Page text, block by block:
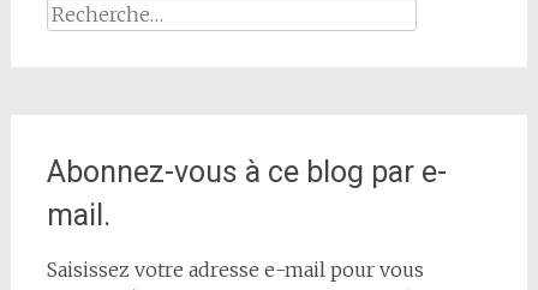
Rechercher :
Abonnez-vous à ce blog par e-
mail.
Saisissez votre adresse e-mail pour vous